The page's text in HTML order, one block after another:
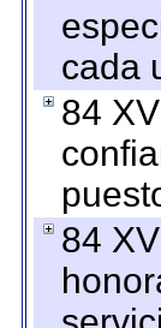
cada
84
84